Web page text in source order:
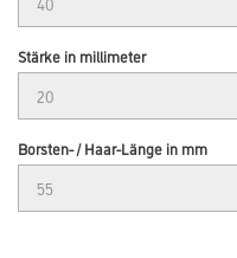
Stärke in millimeter
Borsten- / Haar-Länge in mm